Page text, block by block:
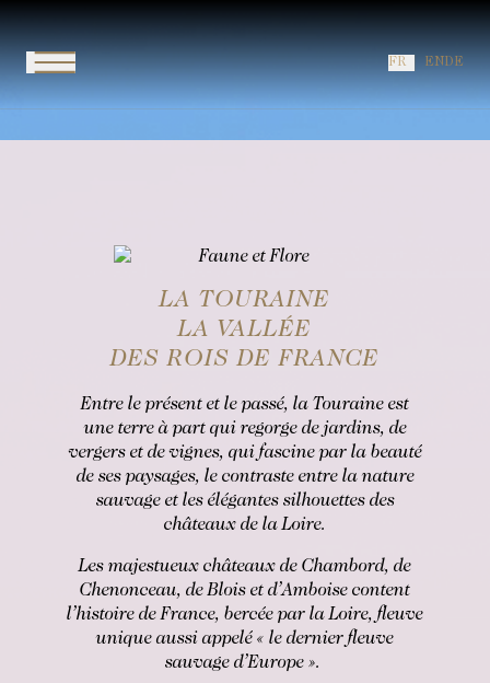
FR ENDE
Faune et flore
Le Lever
Le Bar "Le Saint-Évremond"
Dégustation de Vin et Champagne
Afternoon Tea
RÉSERVER
Réserver une chambre
Réserver une chambre
Réserver une table gastronomique
Réserver une table bistronomique
VOIR LES DISPONIBILITÉS
LA TOURAINE
LA VALLÉE
DES ROIS DE FRANCE
Entre le présent et le passé, la Touraine est
une terre à part qui regorge de jardins, de
vergers et de vignes, qui fascine par la beauté
de ses paysages, le contraste entre la nature
sauvage et les élégantes silhouettes des
châteaux de la Loire.
Les majestueux châteaux de Chambord, de
Chenonceau, de Blois et d’Amboise content
l’histoire de France, bercée par la Loire, fleuve
unique aussi appelé « le dernier fleuve
sauvage d’Europe ».